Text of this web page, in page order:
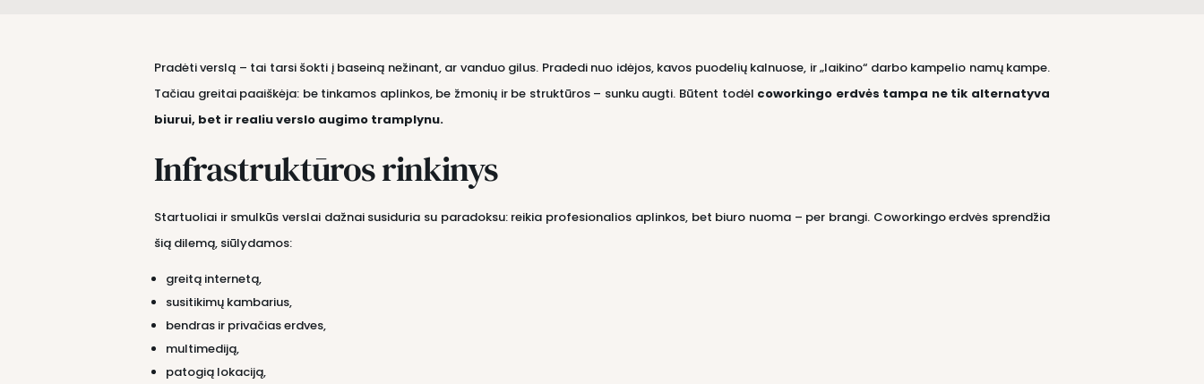
Pradėti verslą – tai tarsi šokti į baseiną nežinant, ar vanduo gilus. Pradedi nuo idėjos, kavos puodelių kalnuose, ir „laikino“ darbo kampelio namų kampe.
Tačiau greitai paaiškėja: be tinkamos aplinkos, be žmonių ir be struktūros – sunku augti. Būtent todėl coworkingo erdvės tampa ne tik alternatyva
biurui, bet ir realiu verslo augimo tramplynu.
Infrastruktūros rinkinys
Startuoliai ir smulkūs verslai dažnai susiduria su paradoksu: reikia profesionalios aplinkos, bet biuro nuoma – per brangi. Coworkingo erdvės sprendžia
šią dilemą, siūlydamos:
greitą internetą,
susitikimų kambarius,
bendras ir privačias erdves,
multimediją,
patogią lokaciją,